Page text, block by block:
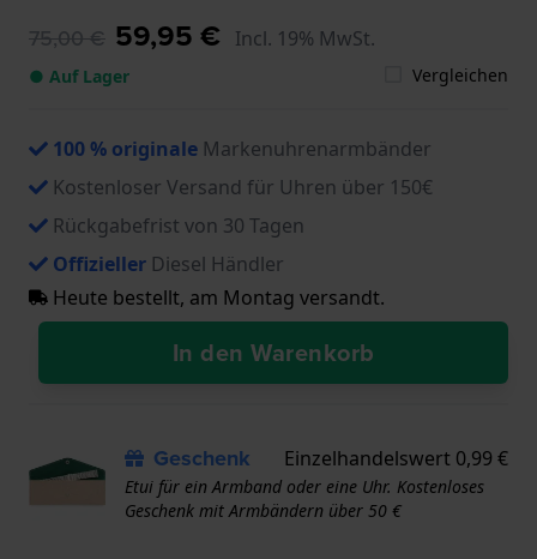
75,00 € 59,95 € Incl. 19% MwSt.
● Auf Lager Vergleichen
100 % originale Markenuhrenarmbänder
Kostenloser Versand für Uhren über 150€
Rückgabefrist von 30 Tagen
Offizieller Diesel Händler
Heute bestellt, am Montag versandt.
In den Warenkorb
Geschenk Einzelhandelswert 0,99 €
Etui für ein Armband oder eine Uhr. Kostenloses
Geschenk mit Armbändern über 50 €